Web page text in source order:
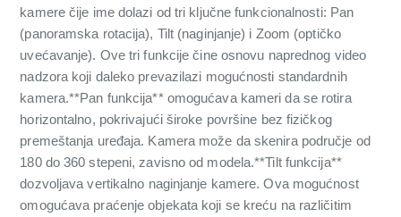
kamere čije ime dolazi od tri ključne funkcionalnosti: Pan
(panoramska rotacija), Tilt (naginjanje) i Zoom (optičko
uvećavanje). Ove tri funkcije čine osnovu naprednog video
nadzora koji daleko prevazilazi mogućnosti standardnih
kamera.**Pan funkcija** omogućava kameri da se rotira
horizontalno, pokrivajući široke površine bez fizičkog
premeštanja uređaja. Kamera može da skenira područje od
180 do 360 stepeni, zavisno od modela.**Tilt funkcija**
dozvoljava vertikalno naginjanje kamere. Ova mogućnost
omogućava praćenje objekata koji se kreću na različitim